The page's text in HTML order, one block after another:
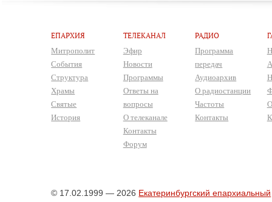
ЕПАРХИЯ
Митрополит
События
Структура
Храмы
Святые
История
ТЕЛЕКАНАЛ
Эфир
Новости
Программы
Ответы на
вопросы
О телеканале
Контакты
Форум
РАДИО
Программа
передач
Аудиоархив
О радиостанции
Частоты
Контакты
© 17.02.1999 — 2026 Екатеринбургский епархиальный